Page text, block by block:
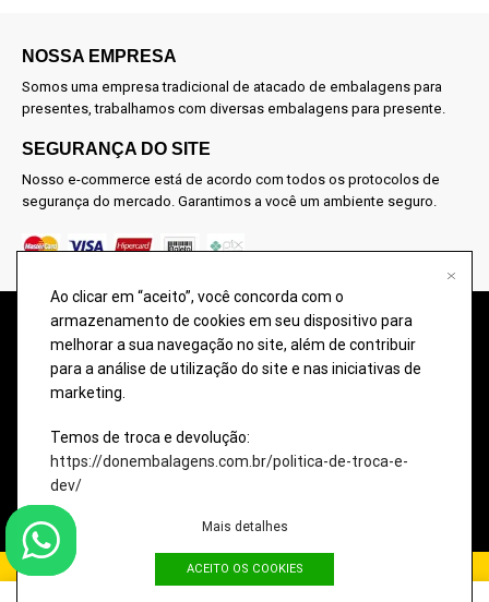
NOSSA EMPRESA
Somos uma empresa tradicional de atacado de embalagens para
presentes, trabalhamos com diversas embalagens para presente.
SEGURANÇA DO SITE
Nosso e-commerce está de acordo com todos os protocolos de
segurança do mercado. Garantimos a você um ambiente seguro.
@2026 – TODOS OS DIREITOS RESERVADOS À DON EMBALAGENS –
COMÉRCIO DE EMBALAGENS PARA PRESENTES. Imagens meramente
ilustrativas, qualquer semelhança é uma mera coincidência.
estoque da loja física. Eventuais promoções, descontos e prazos de
pagamento expostos aqui são válidos apenas para compras via internet.
Imagens meramente ilustrativas, qualquer semelhança é uma mera
coincidência.
Ao clicar em “aceito”, você concorda com o
armazenamento de cookies em seu dispositivo para
melhorar a sua navegação no site, além de contribuir
para a análise de utilização do site e nas iniciativas de
marketing.
Temos de troca e devolução:
https://donembalagens.com.br/politica-de-troca-e-
dev/
Mais detalhes
ACEITO OS COOKIES